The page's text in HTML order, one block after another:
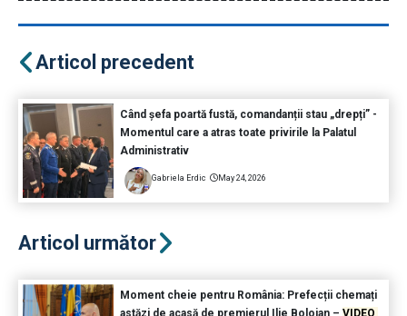
Articol precedent
Când șefa poartă fustă, comandanții stau „drepți” -
Momentul care a atras toate privirile la Palatul
Administrativ
Gabriela Erdic May 24, 2026
Articol următor
Moment cheie pentru România: Prefecții chemați